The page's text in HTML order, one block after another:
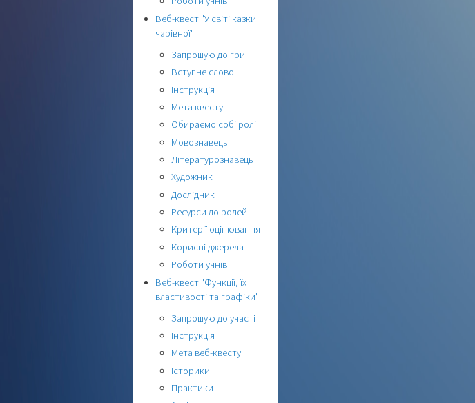
Веб-квест "У світі казки
чарівної"
Запрошую до гри
Вступне слово
Інструкція
Мета квесту
Обираємо собі ролі
Мовознавець
Літературознавець
Художник
Дослідник
Ресурси до ролей
Критерії оцінювання
Корисні джерела
Роботи учнів
Веб-квест "Функції, їх
властивості та графіки"
Запрошую до участі
Інструкція
Мета веб-квесту
Історики
Практики